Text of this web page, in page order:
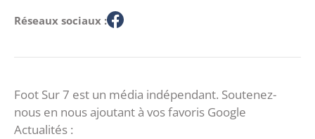
Réseaux sociaux :
Foot Sur 7 est un média indépendant. Soutenez-
nous en nous ajoutant à vos favoris Google
Actualités :